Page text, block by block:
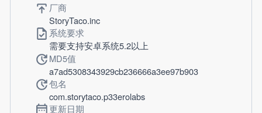
厂商
StoryTaco.inc
系统要求
需要支持安卓系统5.2以上
MD5值
a7ad5308343929cb236666a3ee97b903
包名
com.storytaco.p33erolabs
更新日期